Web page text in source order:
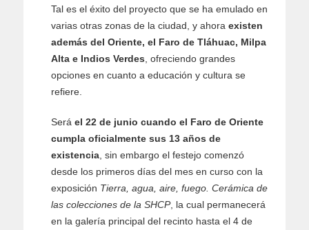
Tal es el éxito del proyecto que se ha emulado en
varias otras zonas de la ciudad, y ahora existen
además del Oriente, el Faro de Tláhuac, Milpa
Alta e Indios Verdes , ofreciendo grandes
opciones en cuanto a educación y cultura se
refiere.
Será el 22 de junio cuando el Faro de Oriente
cumpla oficialmente sus 13 años de
existencia , sin embargo el festejo comenzó
desde los primeros días del mes en curso con la
exposición Tierra, agua, aire, fuego. Cerámica de
las colecciones de la SHCP, la cual permanecerá
en la galería principal del recinto hasta el 4 de